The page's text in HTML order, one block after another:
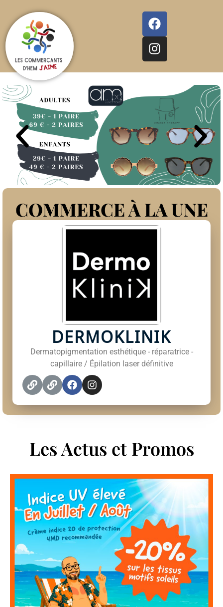
COMMERCE À LA UNE
DERMOKLINIK
Dermatopigmentation esthétique - réparatrice -
capillaire / Épilation laser définitive
Les Actus et Promos